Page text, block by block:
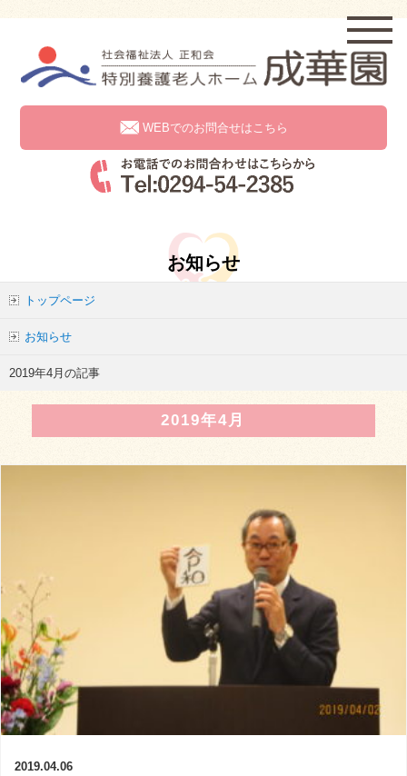
WEBでのお問合せはこちら
お知らせ
トップページ
お知らせ
2019年4月の記事
2019年4月
2019.04.06